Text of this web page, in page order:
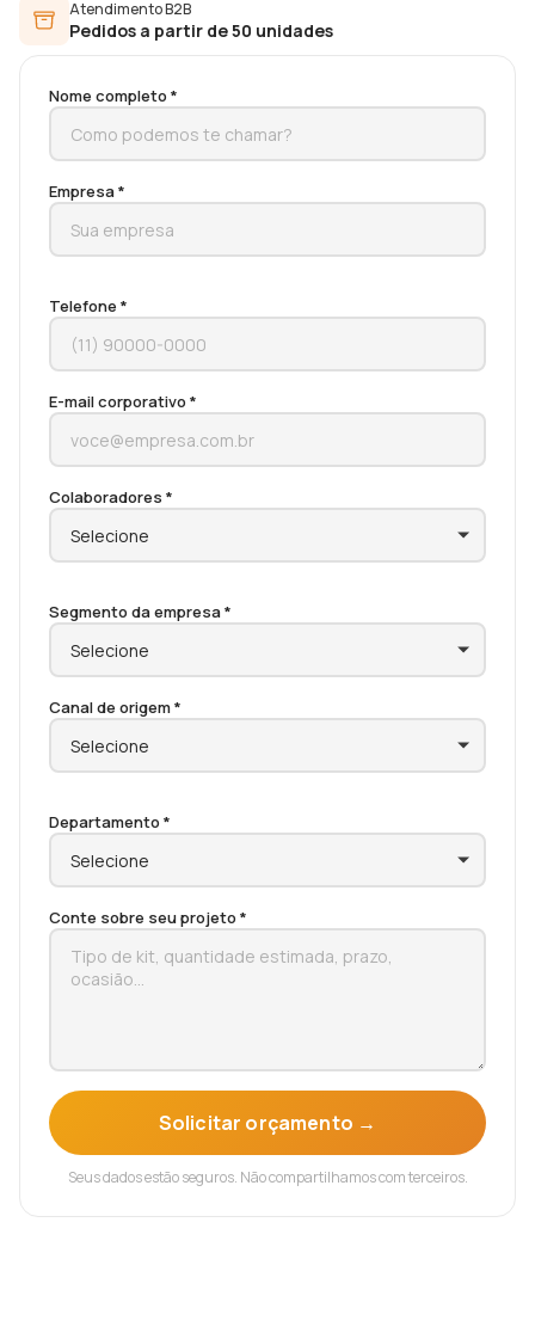
Atendimento B2B
Pedidos a partir de 50 unidades
Nome completo *
Empresa *
Telefone *
E-mail corporativo *
Colaboradores *
Segmento da empresa *
Canal de origem *
Departamento *
Conte sobre seu projeto *
Solicitar orçamento →
Seus dados estão seguros. Não compartilhamos com terceiros.